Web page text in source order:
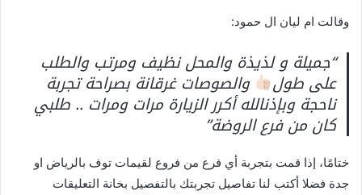
وقالت ام ليان ال حمود:
“جميلة و لذيذة والمحل نظيف ومرتب والطلب
على طول والصوصات غرقانة بصراحة تجربة
ناحجة وبإذنالله أكرر الزيارة مرات ومرات .. طلبي
كان من فرع الروضة”
ختامًا، إذا قمت بتجربة أي فرع من فروع لقيمات توف بالرياض او
جدة فضلا أكتب لنا تفاصيل تجربتك بالتفصيل بخانة التعليقات